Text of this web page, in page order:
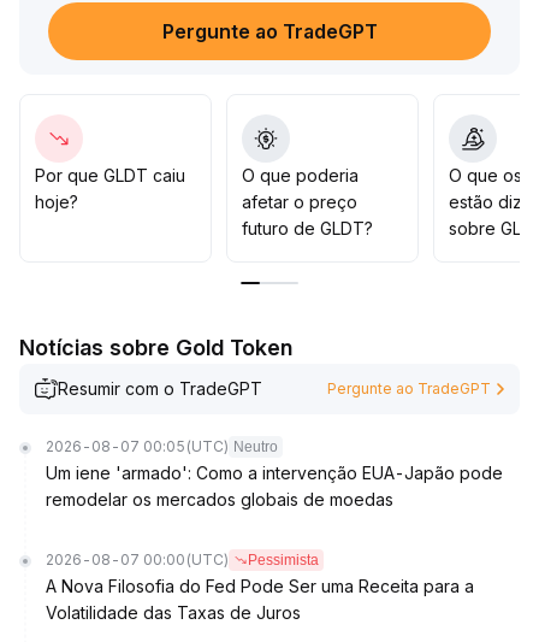
Recomenda-se que os investidores acompanhem de
perto o volume de negociações e rompimentos ou
XX USD na parte superior) e de suporte (observe XX
XX USD na parte inferior), evitando seguir altas
cegamente
A estratégia principal deve ser aguardar por uma
estrutura de tendência mais clara para acompanhar o
Pergunte ao TradeGPT
Por que GLDT caiu
hoje?
O que poderia
afetar o preço
futuro de GLDT?
O que os
estão
sobre
Notícias sobre Gold Token
Resumir com o TradeGPT Pergunte ao TradeGPT
2026-08-07 00:05 (UTC) Neutro
Um iene 'armado': Como a intervenção EUA-Japão pode
remodelar os mercados globais de moedas
2026-08-07 00:00 (UTC) Pessimista
A Nova Filosofia do Fed Pode Ser uma Receita para a
Volatilidade das Taxas de Juros